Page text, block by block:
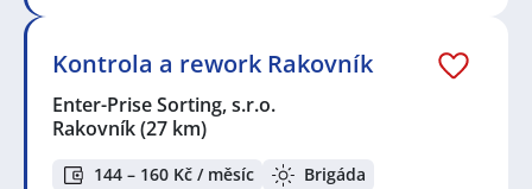
Kontrola a rework Rakovník
Enter-Prise Sorting, s.r.o.
Rakovník(27 km)
144 – 160 Kč / měsíc
Brigáda